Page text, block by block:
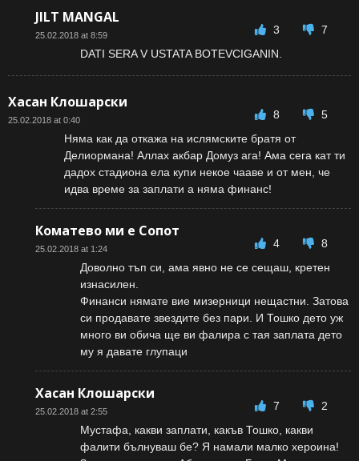
JILT MANGAL
25.02.2018 at 8:59 3
7
DATI SERA V USTATA BOTEVCIGANIN.
Хасан Клошарски
25.02.2018 at 0:40 8
5
Няма как да откажа на ислямските братя от
Делиормана! Аллах акбар Домуз ага! Ама сега кат ти
дадох стадиона ела купи некое чааве и от мен, че
идва време за заплати а няма финанс!
Коматево ми е Сопот
25.02.2018 at 1:24 4
8
Доволно тъп си, ама явно не се сещаш, кретен
изнасилен.
Финанси нямате вие мизерници нещастни. Затова
си продавате звездите без пари. И Тошко дето уж
много ви обича ще ви фалира с тая заплата дето
му я давате глупаци
Хасан Клошарски
25.02.2018 at 2:55 7
2
Мустафа, какви заплати, какъв Тошко, какви
фалити бълнуваш бе? Я намали малко хероина!